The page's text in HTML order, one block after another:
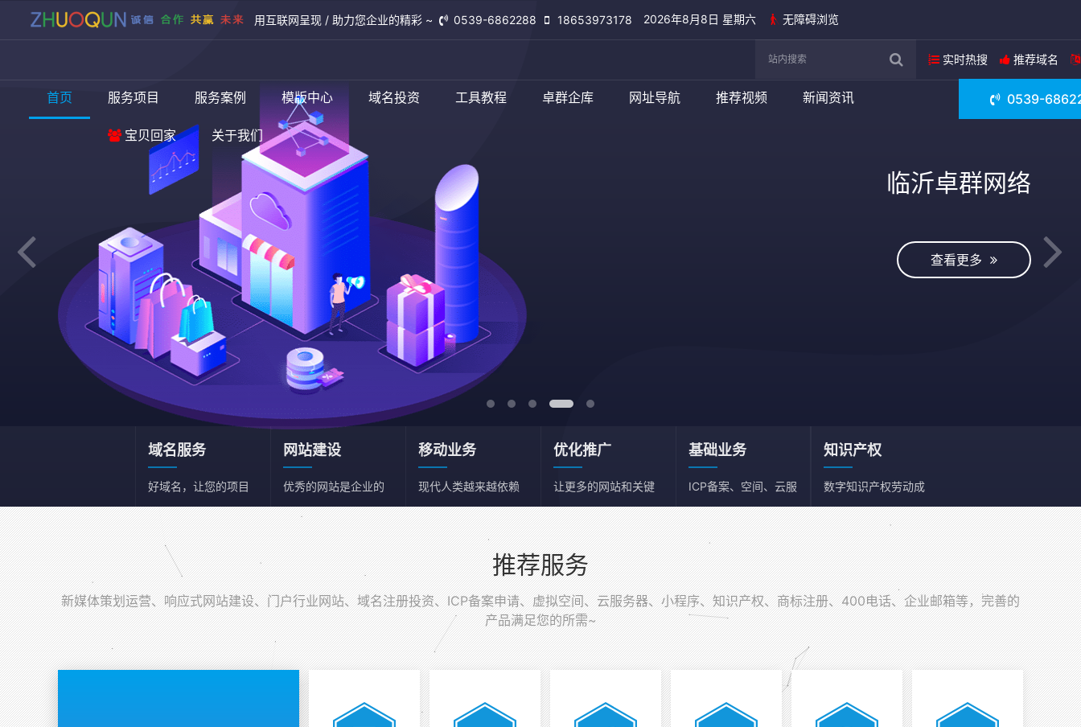
用互联网呈现 / 助力您企业的精彩 ~ 0539-6862288 18653973178 2026年8月8日 星期六 无障碍浏览
实时热搜 推荐域名
首页 服务项目 服务案例 模版中心 域名投资 工具教程 卓群企库 网址导航 推荐视频 新闻资讯
宝贝回家 关于我们
0539-
域名服务
好域名，让您的项目
和事业事半功倍
网站建设
优秀的网站是企业的
一张名片
移动业务
现代人类越来越依赖
移动端
优化推广
让更多的网站和关键
词获得流量
基础业务
ICP备案、空间、云服
务器、邮箱
知识产权
数字知识产权劳动成
果依法享有保护权利
新媒体策划运营
新媒体综合策划运营 推荐服务
新媒体策划运营、响应式网站建设、门户行业网站、域名注册投资、ICP备案申请、虚拟空间、云服务器、小程序、知识产权、商标注册、400电话、企业邮箱等，完善的
产品满足您的所需~